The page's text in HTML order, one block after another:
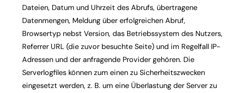
Dateien, Datum und Uhrzeit des Abrufs, übertragene
Datenmengen, Meldung über erfolgreichen Abruf,
Browsertyp nebst Version, das Betriebssystem des Nutzers,
Referrer URL (die zuvor besuchte Seite) und im Regelfall IP-
Adressen und der anfragende Provider gehören. Die
Serverlogfiles können zum einen zu Sicherheitszwecken
eingesetzt werden, z. B. um eine Überlastung der Server zu